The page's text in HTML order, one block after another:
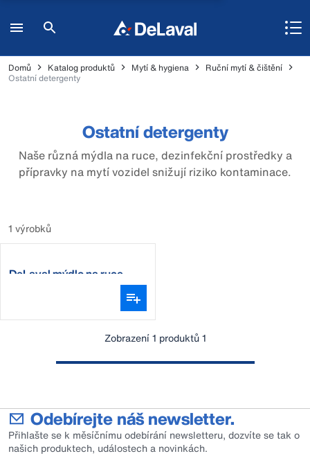
Domů Katalog produktů Mytí & hygiena
Ruční mytí & čištění
Ostatní detergenty
Ostatní detergenty
Naše různá mýdla na ruce, dezinfekční prostředky a
přípravky na mytí vozidel snižují riziko kontaminace.
1 výrobků
DeLaval mýdlo na ruce
Zobrazení 1 produktů 1
Odebírejte náš newsletter.
Přihlašte se k měsíčnímu odebírání newsletteru, dozvíte se tak o
našich produktech, událostech a novinkách.